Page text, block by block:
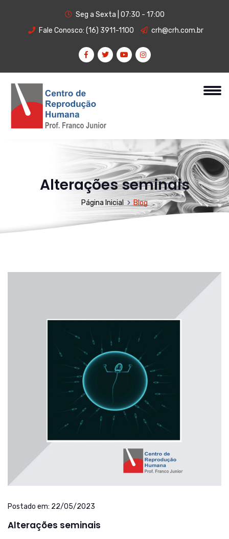
Seg a Sexta | 07:30 - 17:00
Fale Conosco: (16) 3911-1100 crh@crh.com.br
Alterações seminais
Página Inicial Blog
Postado em: 22/05/2023
Alterações seminais